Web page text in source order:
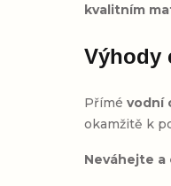
kvalitním
Výhody
Přímévodní
okamžitě k
Neváhejte